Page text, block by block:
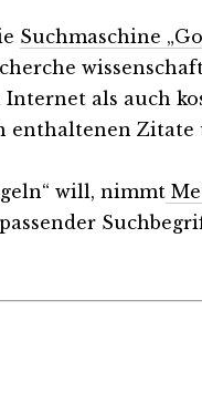
Suchmaschine
als auch
enthaltenen
will, nimmt